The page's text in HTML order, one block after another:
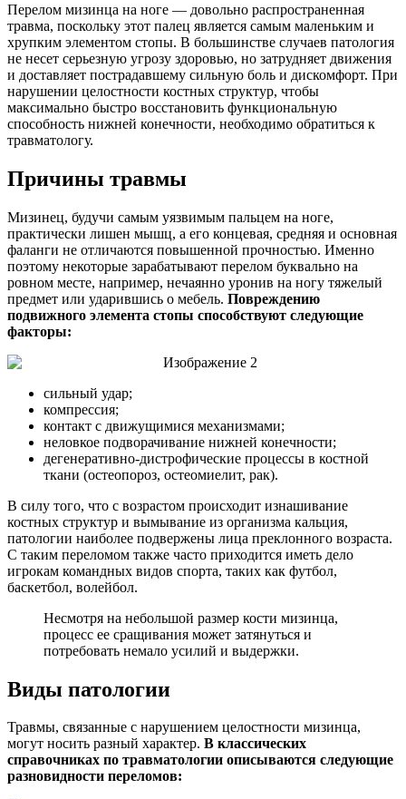
Перелом мизинца на ноге — довольно распространенная
травма, поскольку этот палец является самым маленьким и
хрупким элементом стопы. В большинстве случаев патология
не несет серьезную угрозу здоровью, но затрудняет движения
и доставляет пострадавшему сильную боль и дискомфорт. При
нарушении целостности костных структур, чтобы
максимально быстро восстановить функциональную
способность нижней конечности, необходимо обратиться к
травматологу.
Причины травмы
Мизинец, будучи самым уязвимым пальцем на ноге,
практически лишен мышц, а его концевая, средняя и основная
фаланги не отличаются повышенной прочностью. Именно
поэтому некоторые зарабатывают перелом буквально на
ровном месте, например, нечаянно уронив на ногу тяжелый
предмет или ударившись о мебель. Повреждению
подвижного элемента стопы способствуют следующие
факторы:
сильный удар;
компрессия;
контакт с движущимися механизмами;
неловкое подворачивание нижней конечности;
дегенеративно-дистрофические процессы в костной
ткани (остеопороз, остеомиелит, рак).
В силу того, что с возрастом происходит изнашивание
костных структур и вымывание из организма кальция,
патологии наиболее подвержены лица преклонного возраста.
С таким переломом также часто приходится иметь дело
игрокам командных видов спорта, таких как футбол,
баскетбол, волейбол.
Несмотря на небольшой размер кости мизинца,
процесс ее сращивания может затянуться и
потребовать немало усилий и выдержки.
Виды патологии
Травмы, связанные с нарушением целостности мизинца,
могут носить разный характер. В классических
справочниках по травматологии описываются следующие
разновидности переломов: